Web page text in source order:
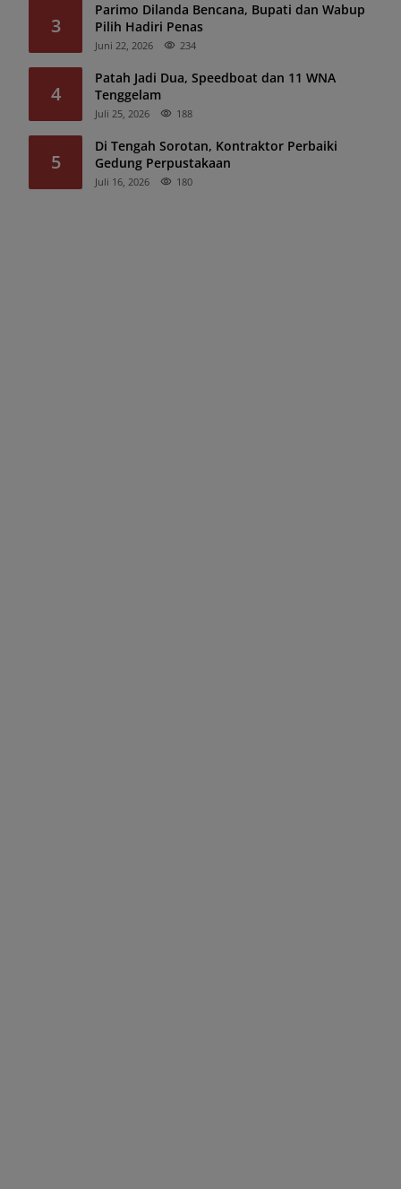
3
Parimo Dilanda Bencana, Bupati dan Wabup
Pilih Hadiri Penas
Juni 22, 2026 234
4
Patah Jadi Dua, Speedboat dan 11 WNA
Tenggelam
Juli 25, 2026 188
5
Di Tengah Sorotan, Kontraktor Perbaiki
Gedung Perpustakaan
Juli 16, 2026 180